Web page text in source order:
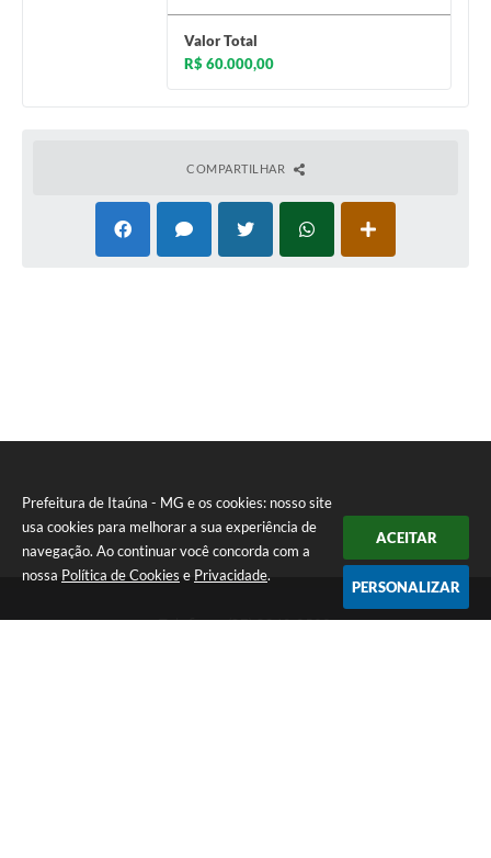
Prefeitura de Itaúna - MG e os cookies: nosso site
usa cookies para melhorar a sua experiência de
navegação. Ao continuar você concorda com a
nossa Política de Cookies e Privacidade.
ACEITAR
PERSONALIZAR
Valor Total
R$ 60.000,00
COMPARTILHAR
Telefone: (37) 3249-9500